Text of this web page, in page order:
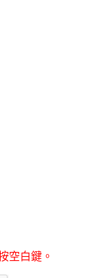
空白鍵。